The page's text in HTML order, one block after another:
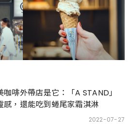
啡外帶店是它：「A STAND」
感，還能吃到蜷尾家霜淇淋
2022-07-27